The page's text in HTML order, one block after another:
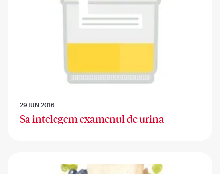
29 IUN 2016
Sa intelegem examenul de urina